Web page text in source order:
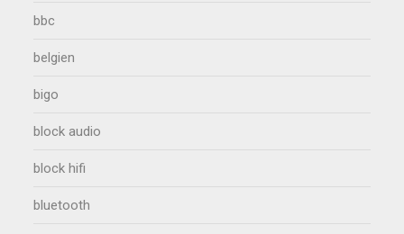
bbc
belgien
bigo
block audio
block hifi
bluetooth